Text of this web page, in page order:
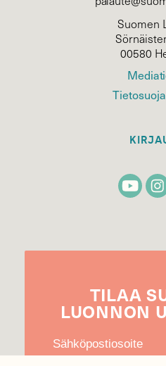
Suomen
00580
TILAA
LUONNON
Sähköpostiosoite